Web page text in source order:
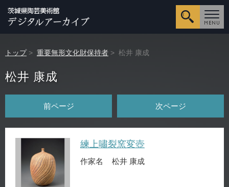
詳細検
トップ > 重要無形文化財保持者 > 松井 康成
松井 康成
前ページ 次ページ
練上嘯裂窯変壺
作家名 松井 康成